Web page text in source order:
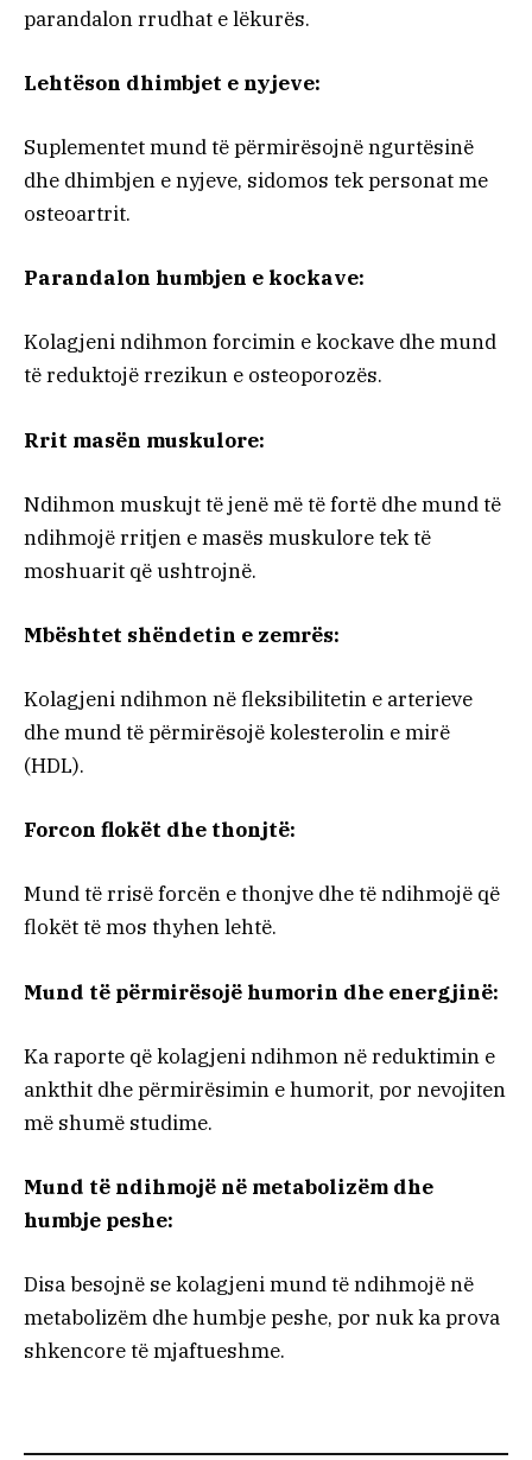
parandalon rrudhat e lëkurës.
Lehtëson dhimbjet e nyjeve:
Suplementet mund të përmirësojnë ngurtësinë
dhe dhimbjen e nyjeve, sidomos tek personat me
osteoartrit.
Parandalon humbjen e kockave:
Kolagjeni ndihmon forcimin e kockave dhe mund
të reduktojë rrezikun e osteoporozës.
Rrit masën muskulore:
Ndihmon muskujt të jenë më të fortë dhe mund të
ndihmojë rritjen e masës muskulore tek të
moshuarit që ushtrojnë.
Mbështet shëndetin e zemrës:
Kolagjeni ndihmon në fleksibilitetin e arterieve
dhe mund të përmirësojë kolesterolin e mirë
(HDL).
Forcon flokët dhe thonjtë:
Mund të rrisë forcën e thonjve dhe të ndihmojë që
flokët të mos thyhen lehtë.
Mund të përmirësojë humorin dhe energjinë:
Ka raporte që kolagjeni ndihmon në reduktimin e
ankthit dhe përmirësimin e humorit, por nevojiten
më shumë studime.
Mund të ndihmojë në metabolizëm dhe
humbje peshe:
Disa besojnë se kolagjeni mund të ndihmojë në
metabolizëm dhe humbje peshe, por nuk ka prova
shkencore të mjaftueshme.